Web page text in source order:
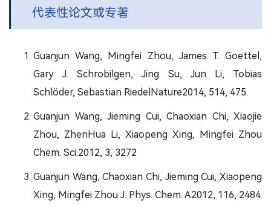
代表性论文或专著
Guanjun Wang, Mingfei Zhou, James T. Goettel,
Gary J. Schrobilgen, Jing Su, Jun Li, Tobias
Schlöder, Sebastian RiedelNature2014, 514, 475
Guanjun Wang, Jieming Cui, Chaoxian Chi, Xiaojie
Zhou, ZhenHua Li, Xiaopeng Xing, Mingfei Zhou
Chem. Sci.2012, 3, 3272
Guanjun Wang, Chaoxian Chi, Jieming Cui, Xiaopeng
Xing, Mingfei Zhou J. Phys. Chem. A2012, 116, 2484